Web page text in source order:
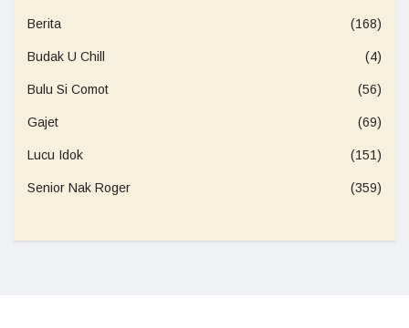
Berita (168)
Budak U Chill (4)
Bulu Si Comot (56)
Gajet (69)
Lucu Idok (151)
Senior Nak Roger (359)